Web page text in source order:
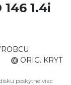
1.4i
ORIG. KRYT
poskytne viac